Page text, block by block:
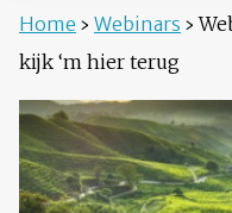
Home › Webinars ›
kijk ‘m hier terug